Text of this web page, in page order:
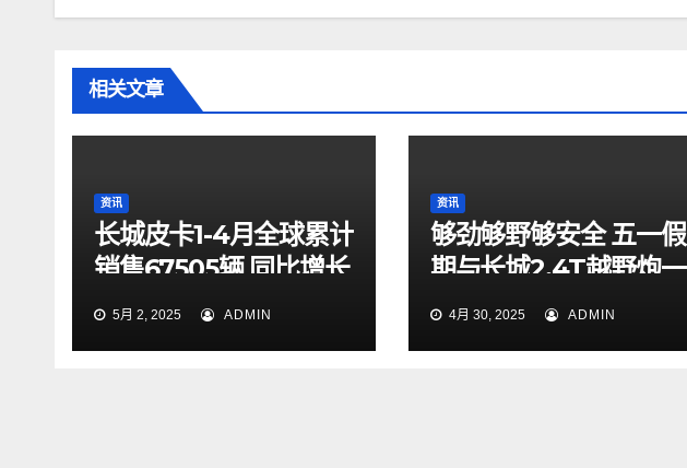
相关文章
资讯
长城皮卡1-4月全球累计
销售67505辆 同比增长
9.7% 蝉联中国皮卡销
5月 2, 2025 ADMIN
资讯
够劲够野够安全 五一假
期与长城2.4T越野炮一
起探索山海秘境
4月 30, 2025 ADMIN